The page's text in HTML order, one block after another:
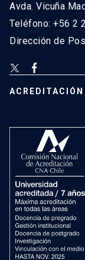
Avda. Vicuña
Teléfono: +56 2
Dirección de
ACREDITACIÓN